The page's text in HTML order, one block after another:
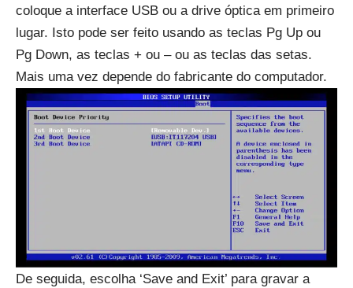
coloque a interface USB ou a drive óptica em primeiro
lugar. Isto pode ser feito usando as teclas Pg Up ou
Pg Down, as teclas + ou – ou as teclas das setas.
Mais uma vez depende do fabricante do computador.
De seguida, escolha ‘Save and Exit’ para gravar a